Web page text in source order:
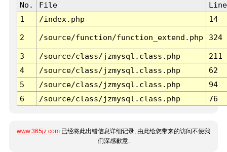
No. File
Line
1
/index.php 14
2 /source/function/function_extend.php 324
3 /source/class/jzmysql.class.php
211
4
/source/class/jzmysql.class.php
62
5
/source/class/jzmysql.class.php
94
6
/source/class/jzmysql.class.php 76
www.365jz.com 已经将此出错信息详细记录, 由此给您带来的访问不便我
们深感歉意.